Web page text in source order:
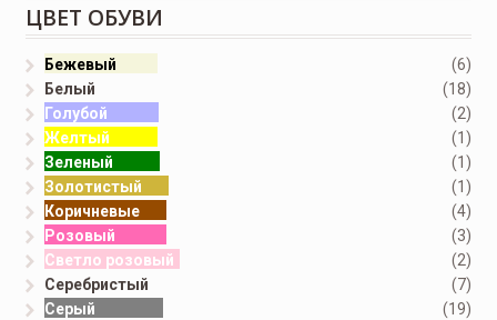
ЦВЕТ ОБУВИ
Бежевый
(6)
Белый
(18)
Голубой
(2)
Желтый
(1)
Зеленый
(1)
Золотистый
(1)
Коричневые
(4)
Розовый
(3)
Светло розовый
(2)
Серебристый
(7)
Серый
(19)